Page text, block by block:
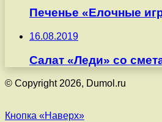
Печенье «Елочные
16.08.2019
Салат «Леди» со
© Copyright 2026, Dumol.ru
Кнопка «Наверх»